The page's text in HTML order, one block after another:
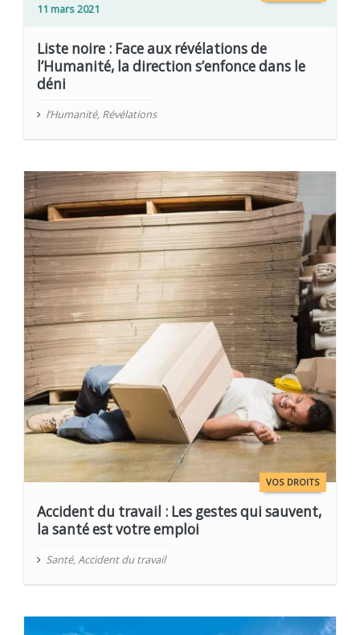
11 mars 2021
Liste noire : Face aux révélations de
l’Humanité, la direction s’enfonce dans le
déni
l’Humanité, Révélations
VOS DROITS
Accident du travail : Les gestes qui sauvent,
la santé est votre emploi
Santé,Accident du travail